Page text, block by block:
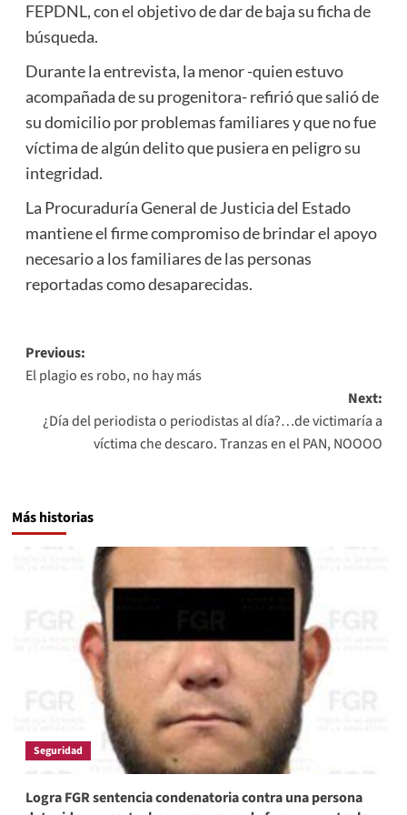
FEPDNL, con el objetivo de dar de baja su ficha de
búsqueda.
Durante la entrevista, la menor -quien estuvo
acompañada de su progenitora- refirió que salió de
su domicilio por problemas familiares y que no fue
víctima de algún delito que pusiera en peligro su
integridad.
La Procuraduría General de Justicia del Estado
mantiene el firme compromiso de brindar el apoyo
necesario a los familiares de las personas
reportadas como desaparecidas.
Post
navigation
Previous:
El plagio es robo, no hay más
Next:
¿Día del periodista o periodistas al día?…de victimaría a
víctima che descaro. Tranzas en el PAN, NOOOO
Más historias
Seguridad
Logra FGR sentencia condenatoria contra una persona